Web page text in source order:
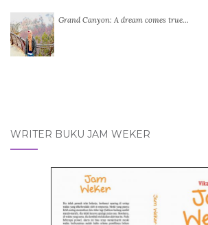
Grand Canyon: A dream comes true…
WRITER BUKU JAM WEKER